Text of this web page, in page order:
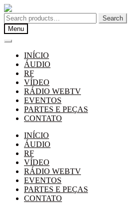
Pular
para
navegação
Pular
para
o
conteúdo
Search
for:
Search
Menu
INÍCIO
ÁUDIO
RF
VÍDEO
RÁDIO WEBTV
EVENTOS
PARTES E PEÇAS
CONTATO
INÍCIO
ÁUDIO
RF
VÍDEO
RÁDIO WEBTV
EVENTOS
PARTES E PEÇAS
CONTATO